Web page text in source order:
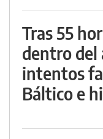
Tras 55
dentro del
intentos
Báltico e